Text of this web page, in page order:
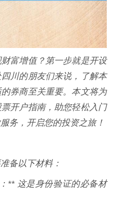
富增值？第一步就是开设
川的朋友们来说，了解本
券商至关重要。本文将为
开户指南，助您轻松入门
务，开启您的投资之旅！
备以下材料：
** 这是身份验证的必备材